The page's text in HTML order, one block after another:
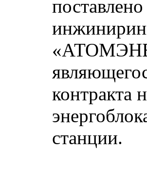
контракта
станции.